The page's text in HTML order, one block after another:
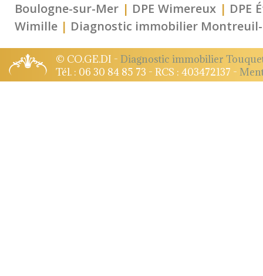
Boulogne-sur-Mer | DPE Wimereux | DPE
Wimille | Diagnostic immobilier
© CO.GE.DI - Diagnostic immobilier
Tél. : 06 30 84 85 73 - RCS : 403472137 -